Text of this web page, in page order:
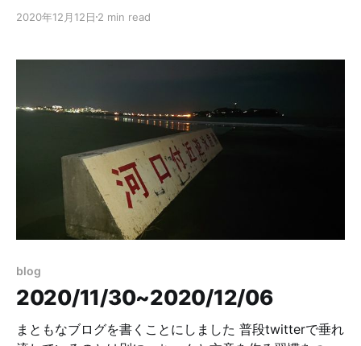
持ちになり上野に行くことにしました。 特に調べもせず
館が休館しており一敗。 悲しいね。ということで近くに
会を開催していたので、入ってみました。 KING＆
QUEEN展。テューダー朝以降の英国皇室史をおさらいで
きる内容になっていて、テューダー朝以降の王族等の肖
像画が集まっていました。 展覧会を見た後は、上野から
山手線で2駅の秋葉原に立ち寄りました。というのも、
秋葉原のアニメイトにBOOGEY VOXXのスペースができ
ていると聞き、目にしておかなきゃと思い立った次第で
す。 秋葉原のアニメイトやK-BOOKSなんかで狂ったよ
つつ、全フロアを適当にうろついて特に何も買わずに店
を出ました。
2020年12月12日 2 min read
blog
2020/11/30~2020/12/06
まともなブログを書くことにしました 普段twitterで垂れ